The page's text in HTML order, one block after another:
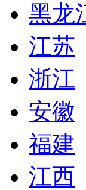
黑龙
江苏
浙江
安徽
福建
江西